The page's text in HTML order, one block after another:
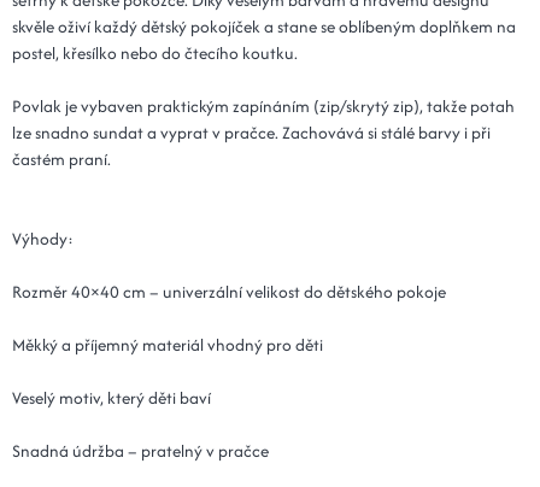
skvěle oživí každý dětský pokojíček a stane se oblíbeným doplňkem na
postel, křesílko nebo do čtecího koutku.
Povlak je vybaven praktickým zapínáním (zip/skrytý zip), takže potah
lze snadno sundat a vyprat v pračce. Zachovává si stálé barvy i při
častém praní.
Výhody:
Rozměr 40×40 cm – univerzální velikost do dětského pokoje
Měkký a příjemný materiál vhodný pro děti
Veselý motiv, který děti baví
Snadná údržba – pratelný v pračce